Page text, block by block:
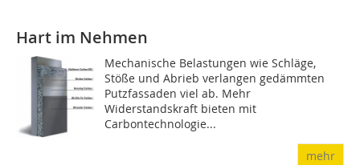
Hart im Nehmen
Mechanische Belastungen wie Schläge,
Stöße und Abrieb verlangen gedämmten
Putzfassaden viel ab. Mehr
Widerstandskraft bieten mit
Carbontechnologie...
mehr